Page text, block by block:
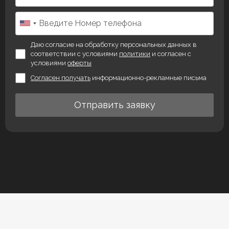
Даю согласие на обработку персональных данных в
соответствии с условиями политики и согласен с
условиями оферты
Согласен получать информационно-рекламные письма
Отправить заявку